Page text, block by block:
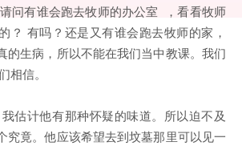
问有谁会跑去牧师的办公室 ，看看牧师
？ 有吗？还是又有谁会跑去牧师的家，
的生病，所以不能在我们当中教课。我们
相信。
估计他有那种怀疑的味道。所以迫不及
究竟。他应该希望去到坟墓那里可以见一